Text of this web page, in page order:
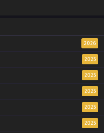
2026
2025
2025
2025
2025
2025